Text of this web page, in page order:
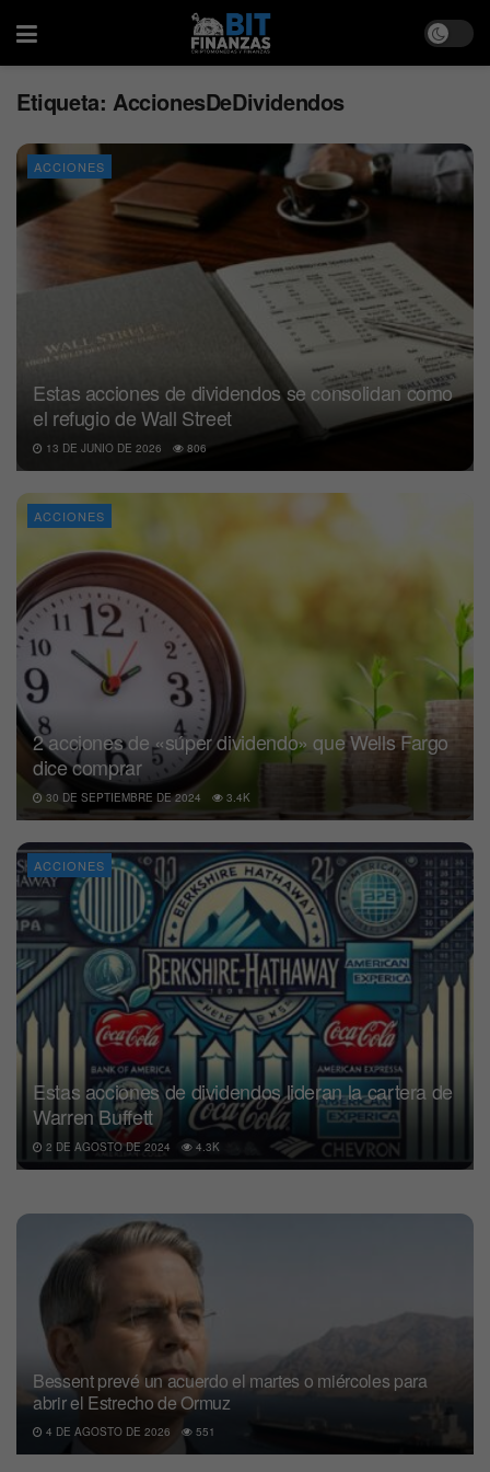
Etiqueta: AccionesDeDividendos
ACCIONES
Estas acciones de dividendos se consolidan como
el refugio de Wall Street
13 DE JUNIO DE 2026 806
ACCIONES
2 acciones de «súper dividendo» que Wells Fargo
dice comprar
30 DE SEPTIEMBRE DE 2024 3.4K
ACCIONES
Estas acciones de dividendos lideran la cartera de
Warren Buffett
2 DE AGOSTO DE 2024 4.3K
Bessent prevé un acuerdo el martes o miércoles para
abrir el Estrecho de Ormuz
4 DE AGOSTO DE 2026 551